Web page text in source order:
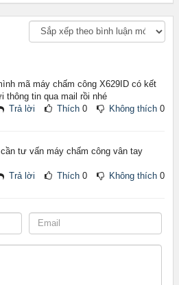
mã máy chấm công X629ID có kết
thông tin qua mail rồi nhé
Trả lời Thích 0 Không thích 0
tư vấn máy chấm công vân tay
Trả lời Thích 0 Không thích 0